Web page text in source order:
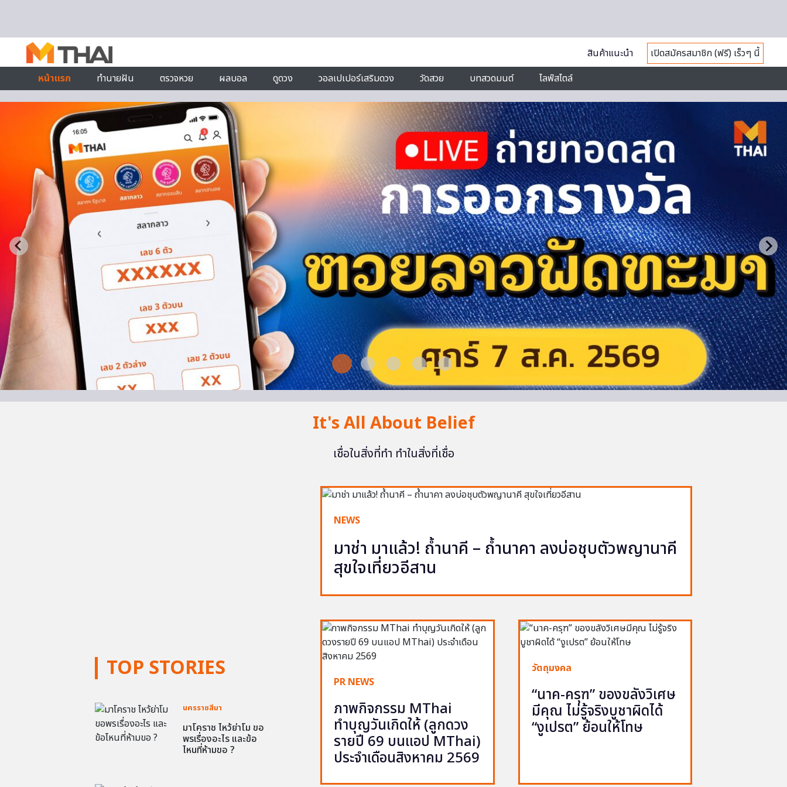
สินค้าแนะนำ
เปิดสมัครสมาชิก (ฟรี) เร็วๆ นี้
หน้าแรก
ทำนายฝัน ตรวจหวย ผลบอล ดูดวง วอลเปเปอร์เสริมดวง วัดสวย บทสวดมนต์ ไลฟ์สไตล์
It's All About Belief
เชื่อในสิ่งที่ทำ ทำในสิ่งที่เชื่อ
TOP STORIES
นครราชสีมา
มาโคราช ไหว้ย่าโม ขอ
พรเรื่องอะไร และข้อ
ไหนที่ห้ามขอ ?
NEWS
มาช่า มาแล้ว! ถ้ำนาคี – ถ้ำนาคา ลงบ่อชุบตัวพญานาคี
สุขใจเที่ยวอีสาน
PR NEWS
ภาพกิจกรรม MThai
ทำบุญวันเกิดให้ (ลูกดวง
รายปี 69 บนแอป MThai)
ประจำเดือนสิงหาคม 2569
วัตถุมงคล
“นาค-ครุฑ” ของขลังวิเศษ
มีคุณ ไม่รู้จริงบูชาผิดได้
“งูเปรต” ย้อนให้โทษ